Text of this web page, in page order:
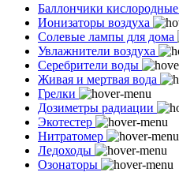
Баллончики кислородные
Ионизаторы воздуха
Солевые лампы для дома
Увлажнители воздуха
Серебрители воды
Живая и мертвая вода
Грелки
Дозиметры радиации
Экотестер
Нитратомер
Ледоходы
Озонаторы